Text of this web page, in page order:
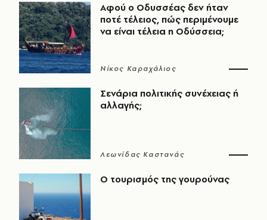
Αφού ο Οδυσσέας δεν ήταν
ποτέ τέλειος, πώς περιμένουμε
να είναι τέλεια η Οδύσσεια;
Νίκος Καραχάλιος
Σενάρια πολιτικής συνέχειας ή
αλλαγής;
Λεωνίδας Καστανάς
Ο τουρισμός της γουρούνας